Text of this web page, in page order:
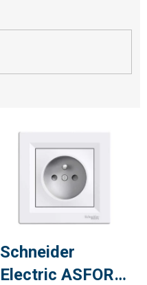
Schneider
Electric ASFORA